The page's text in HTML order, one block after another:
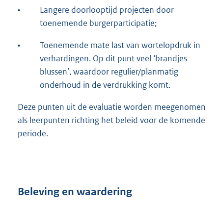
•
Langere doorlooptijd projecten door
toenemende burgerparticipatie;
•
Toenemende mate last van wortelopdruk in
verhardingen. Op dit punt veel ‘brandjes
blussen’, waardoor regulier/planmatig
onderhoud in de verdrukking komt.
Deze punten uit de evaluatie worden meegenomen
als leerpunten richting het beleid voor de komende
periode.
Beleving en waardering